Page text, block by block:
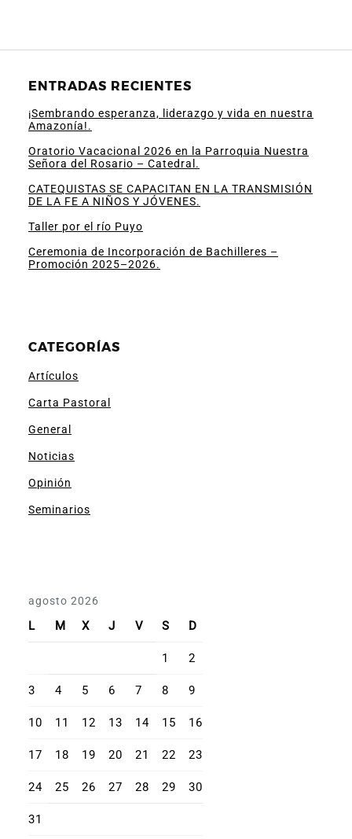
ENTRADAS RECIENTES
¡Sembrando esperanza, liderazgo y vida en nuestra
Amazonía!.
Oratorio Vacacional 2026 en la Parroquia Nuestra
Señora del Rosario – Catedral.
CATEQUISTAS SE CAPACITAN EN LA TRANSMISIÓN
DE LA FE A NIÑOS Y JÓVENES.
Taller por el río Puyo
Ceremonia de Incorporación de Bachilleres –
Promoción 2025–2026.
CATEGORÍAS
Artículos
Carta Pastoral
General
Noticias
Opinión
Seminarios
agosto 2026
L M X J V S D
1 2
3 4 5 6 7 8 9
10 11 12 13 14 15 16
17 18 19 20 21 22 23
24 25 26 27 28 29 30
31